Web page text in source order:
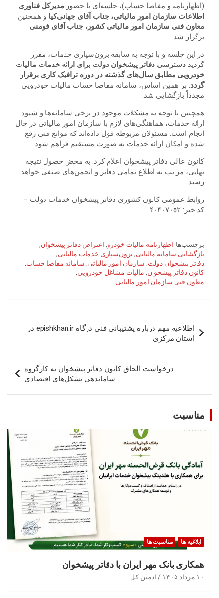
(اظهارنامه و مفاصا حساب)، جلسه‌ای با حضور مدیرکل فناوری
اطلاعات سازمان امور مالیاتی، جناب آقای جهانی‌کیا و همچنین
معاون فنی سازمان امور مالیاتی کشور، جناب آقای فومنی
برگزار شد.
در این جلسه و با توجه به سابقه برون‌سپاری خدمات، مقرر
گردید دسترسی دفاتر پیشخوان دولت برای ارائه خدمات مالیات
خودرویی مطابق سال‌های گذشته در دوره ترافیک کاری برقرار
گردد. بر همین اساس، سامانه مفاصا حساب مالیات خودرویی
مجدداً بازگشایی شد.
همچنین با توجه به مشکلات موجود در برخی سامانه‌ها و شیوه
ارائه خدمات، هماهنگی‌های لازم با سازمان امور مالیاتی در حال
انجام است. مسئولان مربوطه قول داده‌اند که موانع فنی رفع
شده و امکان ارائه خدمات به صورت مستقیم فراهم شود.
کانون عالی دفاتر پیشخوان اعلام کرد: به محض حصول نتیجه
نهایی، مراتب به اطلاع تمامی دفاتر و انجمن‌های صنفی خواهد
رسید.
روابط عمومی کانون کشوری دفاتر پیشخوان خدمات دولت –
کد خبر: ۴۰۴۰۷۰۵۲
برچسب‌ها: اظهارنامه مالیات خودرو, اعتراض دفاتر پیشخوان,
بازگشایی سامانه مالیاتی, برون‌سپاری خدمات مالیاتی,
دفاتر پیشخوان دولت, سازمان امور مالیاتی, سامانه مفاصا حساب,
کانون دفاتر پیشخوان, مالیات مشاغل خودرویی,
معاون فنی سازمان امور مالیاتی
نوشته
اطلاعیه مهم درباره پشتیبانی فنی درگاه epishkhan.ir در
استان مرکزی
درخواست الحاق کانون دفاتر پیشخوان به کارگروه
ساماندهی تشکل‌های اقتصادی
مناسبت
ابلاغیه ها مناسبت ها
همکاری بانک مهر ایران با دفاتر پیشخوان
۱۰ مرداد ۱۴۰۵ ادمین کل